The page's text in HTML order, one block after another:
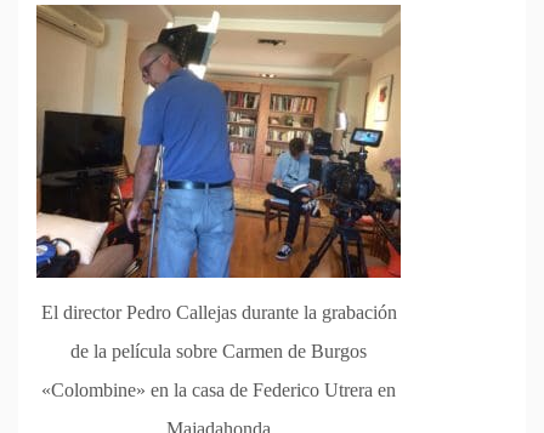
El director Pedro Callejas durante la grabación
de la película sobre Carmen de Burgos
«Colombine» en la casa de Federico Utrera en